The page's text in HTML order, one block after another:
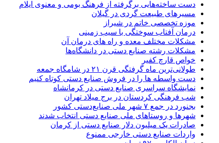
دست ساخته‌هایی برگرفته از فرهنگ بومی و معنوی ایلام
مسیرهای طبیعت گردی در گیلان
موزه تخصصی خاتم در شیراز
درمان آفتاب سوختگی با سیب زمینی
مشکلات مختلف معده و راه های درمان آن
مشکلات رشته صنایع دستی در دانشگاه‌ها
خواص قارچ کفیر
طولانی‌ترین ماه گرفتگی قرن ۲۱ در شامگاه جمعه
دست واسطه ها را در فروش صنایع دستی کوتاه کنیم
نمایشگاه سراسری صنایع دستی در کرمانشاه
شب فرهنگی کردستان در برج میلاد تهران
بجنورد در جمع ۷ شهر ملی صنایع‌دستی کشور
شهر‌ها و روستا‌های ملی صنایع‌ دستی انتخاب شدند
صادرات یک میلیون دلار صنایع دستی از کرمان
واردات صنایع دستی خارجی ممنوع